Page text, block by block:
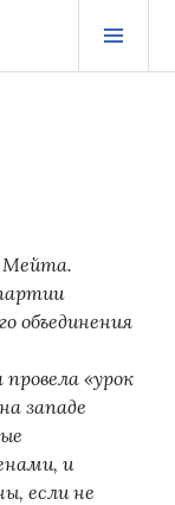
Мейта.
объединения
«урок
западе
и
если не